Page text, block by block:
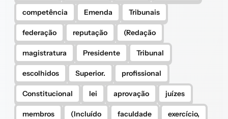
competência Emenda Tribunais
federação reputação (Redação
magistratura Presidente Tribunal
escolhidos Superior. profissional
Constitucional lei aprovação juízes
membros (Incluído faculdade exercício,